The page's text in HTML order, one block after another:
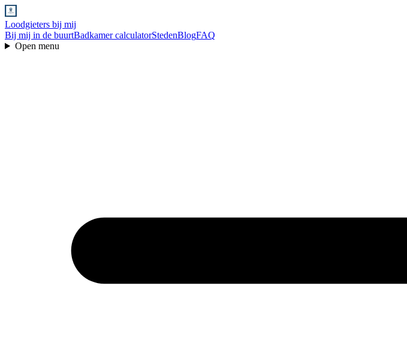
Loodgieters bij mij
Bij mij in de buurtBadkamer calculatorStedenBlogFAQ
Open menu